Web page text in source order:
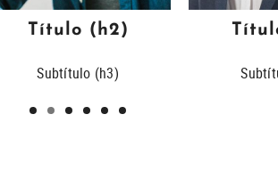
Título (h2)
Subtítulo (h3)
1 2 3 4 5 6